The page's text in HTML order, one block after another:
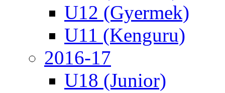
U12 (Gyermek)
U11 (Kenguru)
2016-17
U18 (Junior)